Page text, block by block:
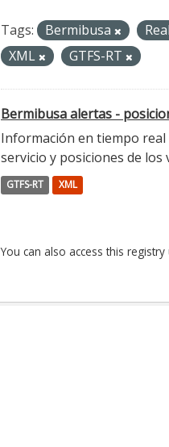
Tags: Bermibusa
XML
GTFS-RT
Bermibusa alertas -
Información en tiempo real
servicio y posiciones de los
GTFS-RT XML
You can also access this registry